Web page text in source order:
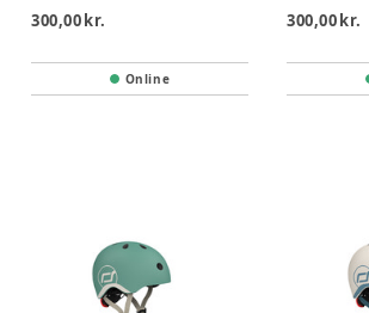
300,00 kr.
Online
300,00 kr.